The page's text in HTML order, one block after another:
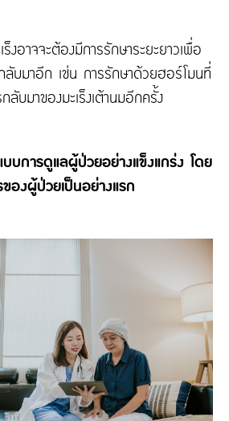
งอาจจะต้องมีการรักษาระยะยาวเพื่อ
กลับมาอีก เช่น การรักษาด้วยฮอร์โมนที่
ลับมาของมะเร็งเต้านมอีกครั้ง
การดูแลผู้ป่วยอย่างแข็งแกร่ง โดย
องผู้ป่วยเป็นอย่างแรก